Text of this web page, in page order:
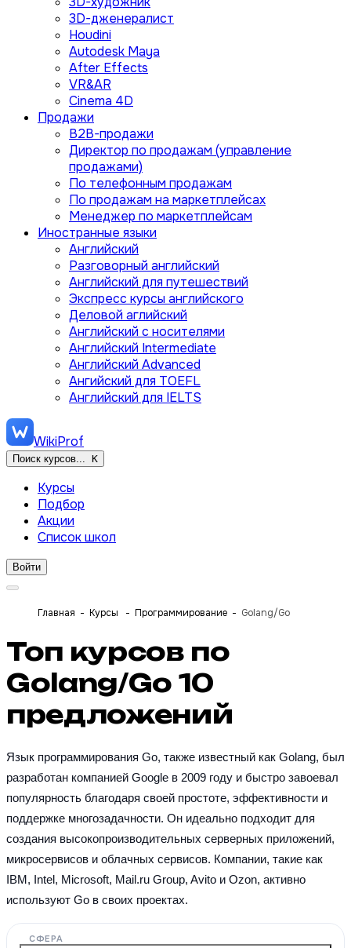
3D-дженералист
Houdini
Autodesk Maya
After Effects
VR&AR
Cinema 4D
Продажи
B2B-продажи
Директор по продажам (управление
продажами)
По телефонным продажам
По продажам на маркетплейсах
Менеджер по маркетплейсам
Иностранные языки
Английский
Разговорный английский
Английский для путешествий
Экспресс курсы английского
Деловой аглийский
Английский с носителями
Английский Intermediate
Английский Advanced
Ангийский для TOEFL
Английский для IELTS
WikiProf
Поиск курсов... K
Курсы
Подбор
Акции
Список школ
Войти
Главная Курсы Программирование Golang/Go
Топ курсов по
Golang/Go 10
предложений
Язык программирования Go, также известный как Golang, был
разработан компанией Google в 2009 году и быстро завоевал
популярность благодаря своей простоте, эффективности и
поддержке многозадачности. Он идеально подходит для
создания высокопроизводительных серверных приложений,
микросервисов и облачных сервисов. Компании, такие как
IBM, Intel, Microsoft, Mail.ru Group, Avito и Ozon, активно
используют Go в своих проектах.
СФЕРА